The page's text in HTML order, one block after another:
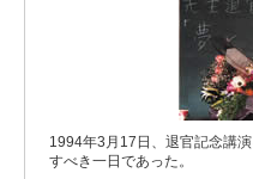
1994年3月17日、退官記念講
すべき一日であった。